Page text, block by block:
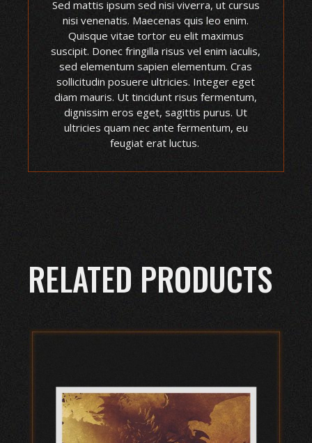
Sed mattis ipsum sed nisi viverra, ut cursus
nisi venenatis. Maecenas quis leo enim.
Quisque vitae tortor eu elit maximus
suscipit. Donec fringilla risus vel enim iaculis,
sed elementum sapien elementum. Cras
sollicitudin posuere ultricies. Integer eget
diam mauris. Ut tincidunt risus fermentum,
dignissim eros eget, sagittis purus. Ut
ultricies quam nec ante fermentum, eu
feugiat erat luctus.
RELATED PRODUCTS